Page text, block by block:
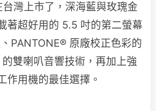
灣上市了，深海藍與玫瑰金
著超好用的 5.5 吋的第二螢幕
PANTONE® 原廠校正色彩的
雙喇叭音響技術，再加上強
作用機的最佳選擇。